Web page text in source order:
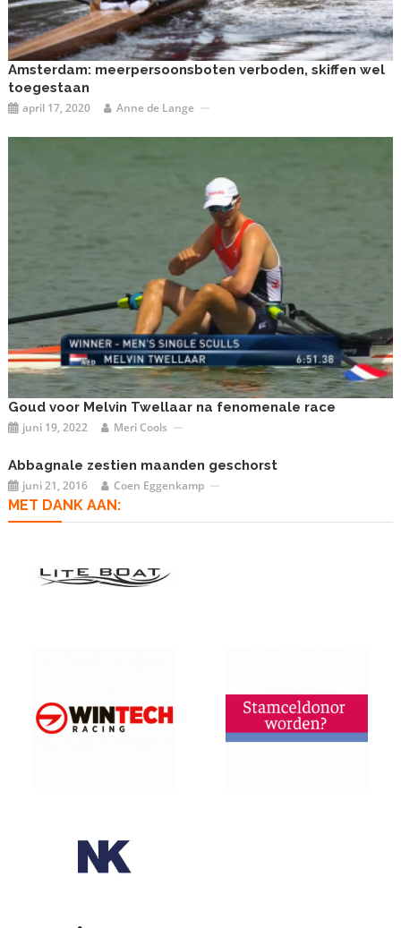
Amsterdam: meerpersoonsboten verboden, skiffen wel
toegestaan
april 17, 2020 Anne de Lange
Goud voor Melvin Twellaar na fenomenale race
juni 19, 2022 Meri Cools
Abbagnale zestien maanden geschorst
juni 21, 2016 Coen Eggenkamp
MET DANK AAN: